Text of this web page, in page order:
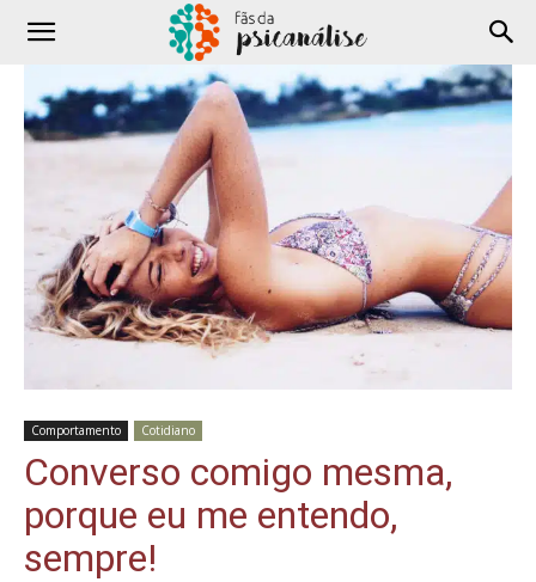
Comportamento Cotidiano
Converso comigo mesma,
porque eu me entendo,
sempre!